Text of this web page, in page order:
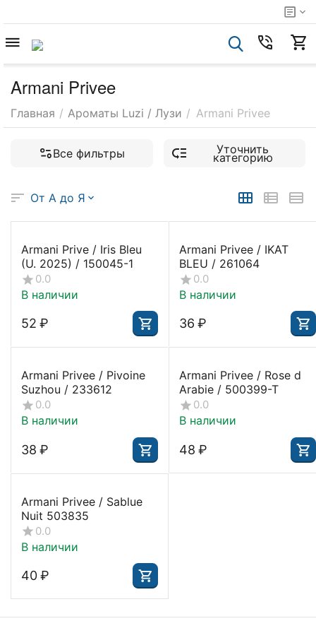
Armani Privee
Главная / Ароматы Luzi / Лузи / Armani Privee
Все фильтры Уточнить
категорию
От А до Я
Armani Prive / Iris Bleu
(U. 2025) / 150045-1
0.0
В наличии
‍52‍ ₽
Armani Privee / IKAT
BLEU / 261064
0.0
В наличии
‍36‍ ₽
Armani Privee / Pivoine
Suzhou / 233612
0.0
В наличии
‍38‍ ₽
Armani Privee / Rose d
Arabie / 500399-T
0.0
В наличии
‍48‍ ₽
Armani Privee / Sablue
Nuit 503835
0.0
В наличии
‍40‍ ₽